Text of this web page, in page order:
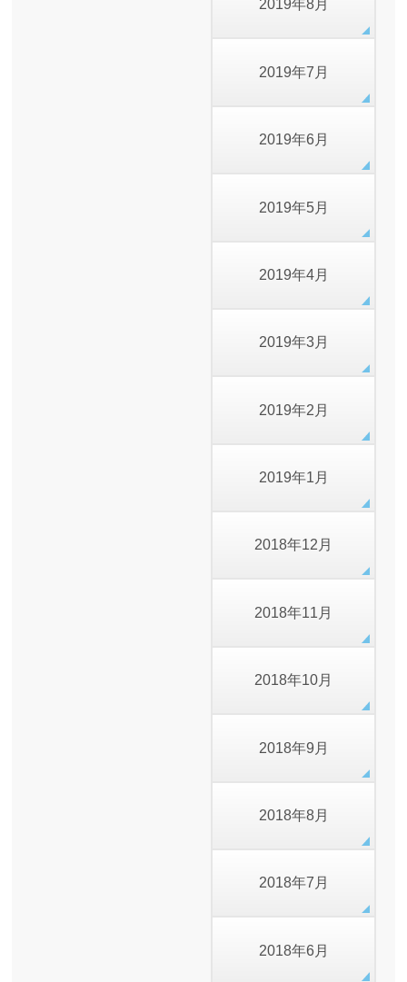
2019年8月
2019年7月
2019年6月
2019年5月
2019年4月
2019年3月
2019年2月
2019年1月
2018年12月
2018年11月
2018年10月
2018年9月
2018年8月
2018年7月
2018年6月